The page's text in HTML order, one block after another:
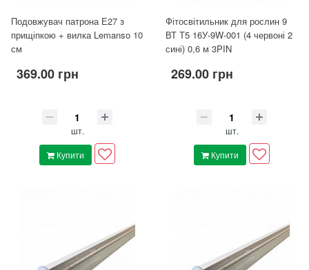
Подовжувач патрона Е27 з
прищіпкою + вилка Lemanso 10
см
369.00 грн
шт.
Купити
Фітосвітильник для рослин 9
ВТ Т5 16У-9W-001 (4 червоні 2
сині) 0,6 м 3PIN
269.00 грн
шт.
Купити